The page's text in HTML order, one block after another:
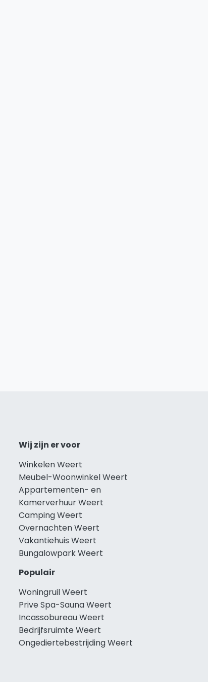
Wij zijn er voor
Winkelen Weert
Meubel-Woonwinkel Weert
Appartementen- en
Kamerverhuur Weert
Camping Weert
Overnachten Weert
Vakantiehuis Weert
Bungalowpark Weert
Populair
Woningruil Weert
Prive Spa-Sauna Weert
Incassobureau Weert
Bedrijfsruimte Weert
Ongediertebestrijding Weert